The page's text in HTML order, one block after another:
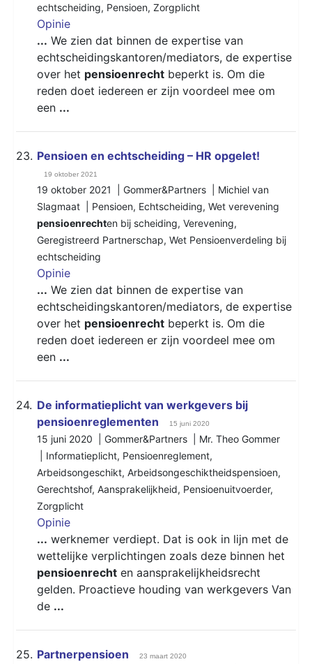
echtscheiding, Pensioen, Zorgplicht
Opinie
... We zien dat binnen de expertise van
echtscheidingskantoren/mediators, de expertise
over het pensioenrecht beperkt is. Om die
reden doet iedereen er zijn voordeel mee om
een ...
23. Pensioen en echtscheiding – HR opgelet!
19 oktober 2021
19 oktober 2021 | Gommer&Partners | Michiel van
Slagmaat | Pensioen, Echtscheiding, Wet verevening
pensioenrechten bij scheiding, Verevening,
Geregistreerd Partnerschap, Wet Pensioenverdeling bij
echtscheiding
Opinie
... We zien dat binnen de expertise van
echtscheidingskantoren/mediators, de expertise
over het pensioenrecht beperkt is. Om die
reden doet iedereen er zijn voordeel mee om
een ...
24. De informatieplicht van werkgevers bij
pensioenreglementen
15 juni 2020
15 juni 2020 | Gommer&Partners | Mr. Theo Gommer
Informatieplicht, Pensioenreglement,
Arbeidsongeschikt, Arbeidsongeschiktheidspensioen,
Gerechtshof, Aansprakelijkheid, Pensioenuitvoerder,
Zorgplicht
Opinie
... werknemer verdiept. Dat is ook in lijn met de
wettelijke verplichtingen zoals deze binnen het
pensioenrecht en aansprakelijkheidsrecht
gelden. Proactieve houding van werkgevers Van
de ...
25. Partnerpensioen 23 maart 2020